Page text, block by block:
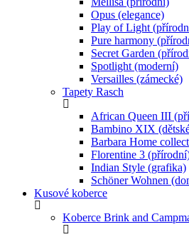
Opus (elegance)
Play of Light
Pure harmony
Secret Garden
Spotlight (moderní)
Versailles (zámecké)
Tapety Rasch
African Queen III
Bambino XIX
Barbara Home
Florentine 3
Indian Style (grafika)
Schöner Wohnen
Kusové koberce
Koberce Brink and